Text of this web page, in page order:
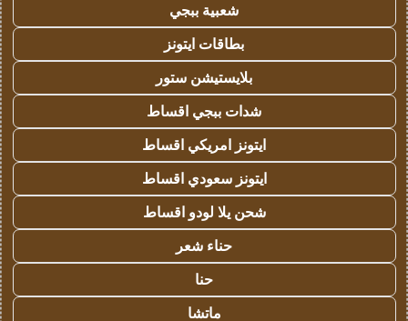
شعبية ببجي
بطاقات ايتونز
بلايستيشن ستور
شدات ببجي اقساط
ايتونز امريكي اقساط
ايتونز سعودي اقساط
شحن يلا لودو اقساط
حناء شعر
حنا
ماتشا